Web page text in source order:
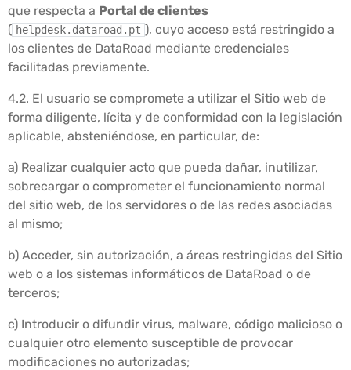
que respecta a Portal de clientes
( helpdesk.dataroad.pt ), cuyo acceso está restringido a
los clientes de DataRoad mediante credenciales
facilitadas previamente.
4.2. El usuario se compromete a utilizar el Sitio web de
forma diligente, lícita y de conformidad con la legislación
aplicable, absteniéndose, en particular, de:
a) Realizar cualquier acto que pueda dañar, inutilizar,
sobrecargar o comprometer el funcionamiento normal
del sitio web, de los servidores o de las redes asociadas
al mismo;
b) Acceder, sin autorización, a áreas restringidas del Sitio
web o a los sistemas informáticos de DataRoad o de
terceros;
c) Introducir o difundir virus, malware, código malicioso o
cualquier otro elemento susceptible de provocar
modificaciones no autorizadas;